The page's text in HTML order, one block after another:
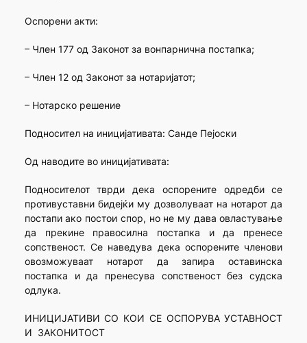
Оспорени акти:
– Член 177 од Законот за вонпарнична постапка;
– Член 12 од Законот за нотаријатот;
– Нотарско решение
Подносител на иницијативата: Санде Пејоски
Од наводите во иницијативата:
Подносителот тврди дека оспорените одредби се
противуставни бидејќи му дозволуваат на нотарот да
постапи ако постои спор, но не му дава овластување
да прекине правосилна постапка и да пренесе
сопственост. Се наведува дека оспорените членови
овозможуваат нотарот да запира оставинска
постапка и да пренесува сопственост без судска
одлука.
ИНИЦИЈАТИВИ СО КОИ СЕ ОСПОРУВА УСТАВНОСТ
И ЗАКОНИТОСТ